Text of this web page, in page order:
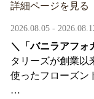
詳細ページを見る
2026.08.05 -
＼「バニラアフォ
タリーズが創業以
使ったフローズン